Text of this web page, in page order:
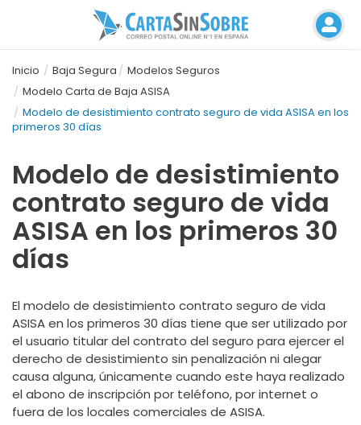
Inicio Baja Segura
Modelos Seguros
Modelo Carta de Baja ASISA
Modelo de desistimiento contrato seguro de vida ASISA en los
primeros 30 días
Modelo de desistimiento
contrato seguro de vida
ASISA en los primeros 30
días
El modelo de desistimiento contrato seguro de vida
ASISA en los primeros 30 días tiene que ser utilizado por
el usuario titular del contrato del seguro para ejercer el
derecho de desistimiento sin penalización ni alegar
causa alguna, únicamente cuando este haya realizado
el abono de inscripción por teléfono, por internet o
fuera de los locales comerciales de ASISA.